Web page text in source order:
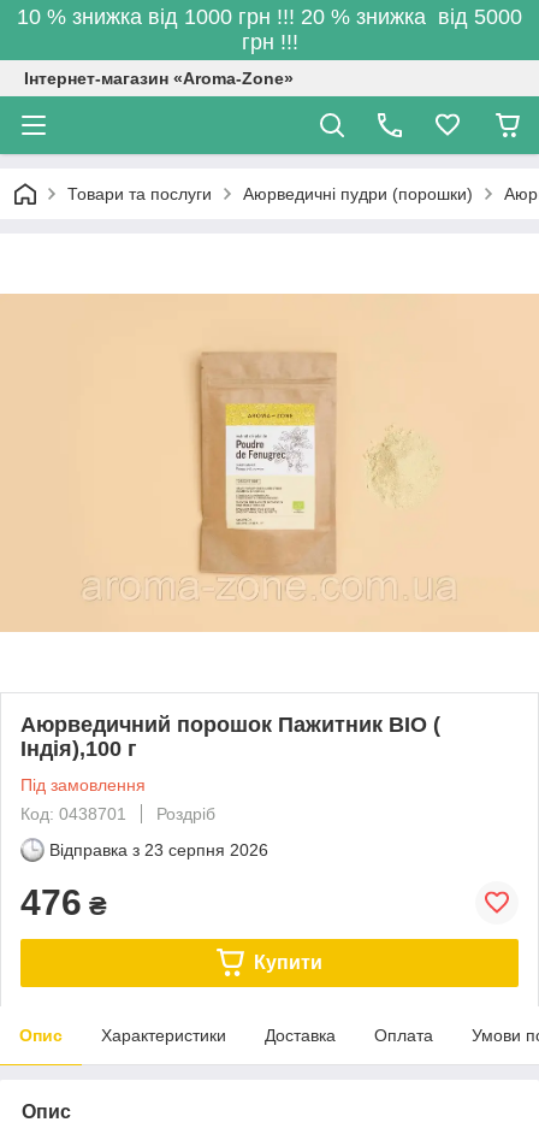
10 % знижка від 1000 грн !!! 20 % знижка від 5000
грн !!!
Інтернет-магазин «Aroma-Zone»
Товари та послуги Аюрведичні пудри (порошки)
Аюрведичний порошок Пажитник BIO (
Індія),100 г
Під замовлення
Код: 0438701
Роздріб
Відправка з 23 серпня 2026
476 ₴
Купити
Опис Характеристики Доставка Оплата Умови
Опис